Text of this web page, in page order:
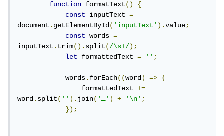
function formatText()
{
const
inputText =
document.getElementById('inputText').value;
const words =
inputText.trim().split(/\s+/);
let
formattedText = '';
            words
.forEach((word) =>
{
                formattedText
+=
word.split('').join( 'ـ') + '\n';
});